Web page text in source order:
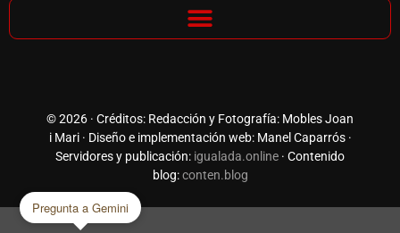
© 2026 · Créditos: Redacción y Fotografía: Mobles Joan
i Mari · Diseño e implementación web: Manel Caparrós ·
Servidores y publicación: igualada.online · Contenido
blog:conten.blog
Pregunta a Gemini